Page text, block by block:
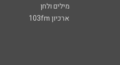
מילים ולחן
ארכיון 103fm